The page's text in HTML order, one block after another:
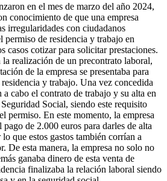
en el mes de marzo del año 2024,
conocimiento de que una empresa
irregularidades con ciudadanos
permiso de residencia y trabajo en
casos cotizar para solicitar prestaciones.
realización de un precontrato laboral,
de la empresa se presentaba para
y trabajo. Una vez concedida
cabo el contrato de trabajo y su alta en
Social, siendo este requisito
permiso. En este momento, la empresa
de 2.000 euros para darles de alta
que estos gastos también corrían a
De esta manera, la empresa no solo no
ganaba dinero de esta venta de
finalizaba la relación laboral siendo